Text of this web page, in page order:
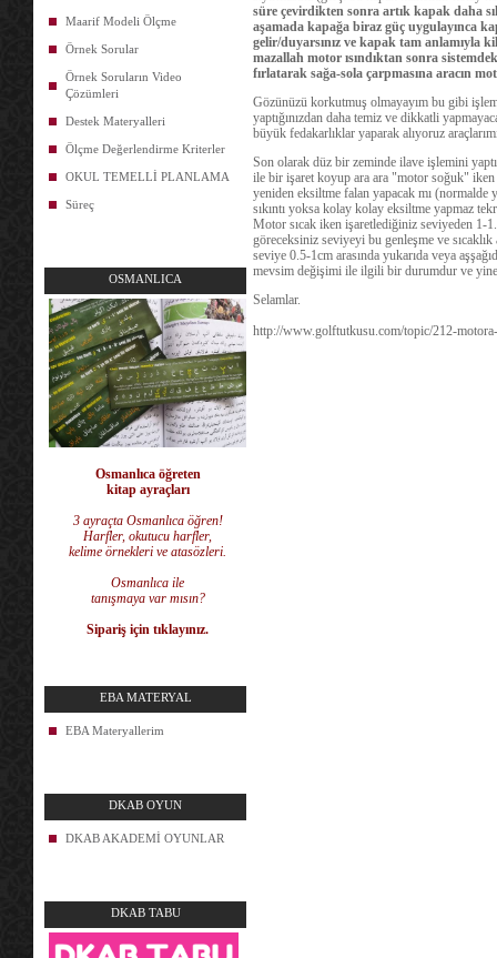
Maarif Modeli Ölçme
Örnek Sorular
Örnek Soruların Video
Çözümleri
Destek Materyalleri
Ölçme Değerlendirme Kriterler
OKUL TEMELLİ PLANLAMA
Süreç
OSMANLICA
Osmanlıca öğreten
kitap ayraçları
3 ayraçta Osmanlıca öğren!
Harfler, okutucu harfler,
kelime örnekleri ve atasözleri.
Osmanlıca ile
tanışmaya var mısın?
Sipariş için tıklayınız.
EBA MATERYAL
EBA Materyallerim
DKAB OYUN
DKAB AKADEMİ OYUNLAR
DKAB TABU
süre çevirdikten sonra artık kapak daha
aşamada kapağa biraz güç uygulayınca
gelir/duyarsınız ve kapak tam anlamıyla
mazallah motor ısındıktan sonra
fırlatarak sağa-sola çarpmasına aracın
Gözünüzü korkutmuş olmayayım bu gibi
yaptığınızdan daha temiz ve dikkatli
büyük fedakarlıklar yaparak alıyoruz
Son olarak düz bir zeminde ilave işlemini
ile bir işaret koyup ara ara "motor soğuk" iken
yeniden eksiltme falan yapacak mı (normalde
sıkıntı yoksa kolay kolay eksiltme yapmaz
Motor sıcak iken işaretlediğiniz seviyeden 1-
göreceksiniz seviyeyi bu genleşme ve sıcaklık
seviye 0.5-1cm arasında yukarıda veya
mevsim değişimi ile ilgili bir durumdur ve
Selamlar.
http://www.golftutkusu.com/topic/212-